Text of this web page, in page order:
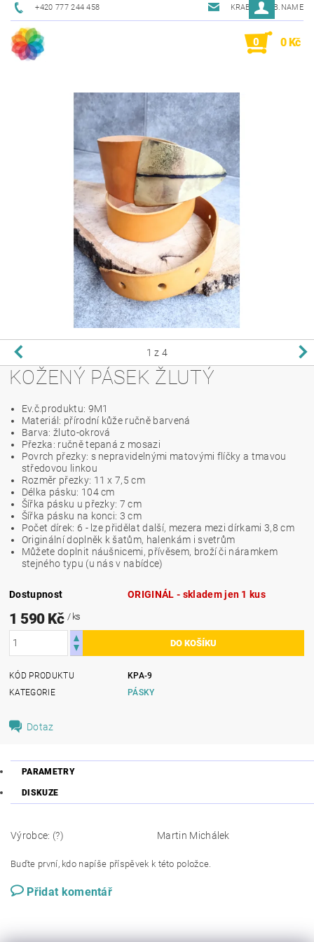
+420 777 244 458 KRAB@KRAB.NAME
0 0 Kč
1 z 4
KOŽENÝ PÁSEK ŽLUTÝ
Ev.č.produktu: 9M1
Materiál: přírodní kůže ručně barvená
Barva: žluto-okrová
Přezka: ručně tepaná z mosazi
Povrch přezky: s nepravidelnými matovými flíčky a tmavou
středovou linkou
Rozměr přezky: 11 x 7,5 cm
Délka pásku: 104 cm
Šířka pásku u přezky: 7 cm
Šířka pásku na konci: 3 cm
Počet dírek: 6 - lze přidělat další, mezera mezi dírkami 3,8 cm
Originální doplněk k šatům, halenkám i svetrům
Můžete doplnit náušnicemi, přívěsem, broží či náramkem
stejného typu (u nás v nabídce)
Dostupnost ORIGINÁL - skladem jen 1 kus
1 590 Kč / ks
KÓD PRODUKTU
KPA-9
KATEGORIE
PÁSKY
Dotaz
PARAMETRY
DISKUZE
Výrobce: (?) Martin Michálek
Buďte první, kdo napíše příspěvek k této položce.
Přidat komentář